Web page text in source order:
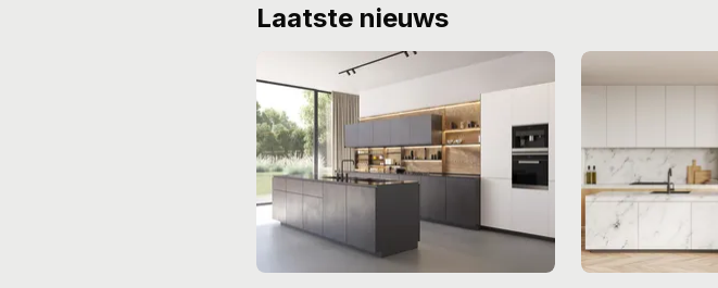
Laatste nieuws